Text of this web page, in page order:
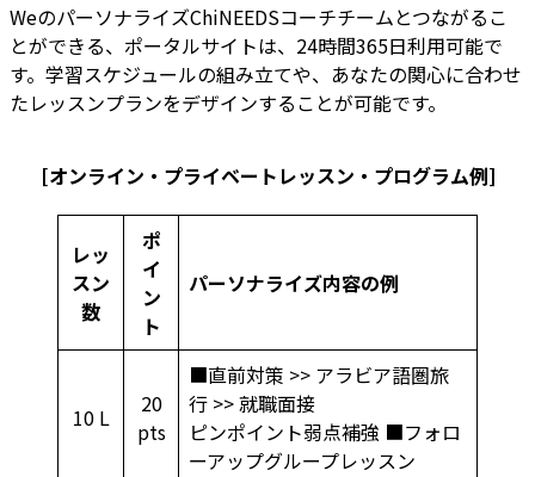
WeのパーソナライズChiNEEDSコーチチームとつながるこ
とができる、ポータルサイトは、24時間365日利用可能で
す。学習スケジュールの組み立てや、あなたの関心に合わせ
たレッスンプランをデザインすることが可能です。
[オンライン・プライベートレッスン・プログラム例]
レッ
スン
数
ポ
イ
ン
ト
パーソナライズ内容の例
10 L
20
pts
■直前対策 >> アラビア語圏旅
行 >> 就職面接
ピンポイント弱点補強 ■フォロ
ーアップグループレッスン